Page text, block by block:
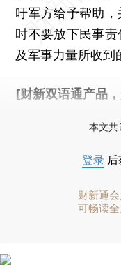
吁军方给予帮助
时不要放下民事
及军事力量所收到
[财新双语通产品
本文共
登录
财新通会
可畅读全